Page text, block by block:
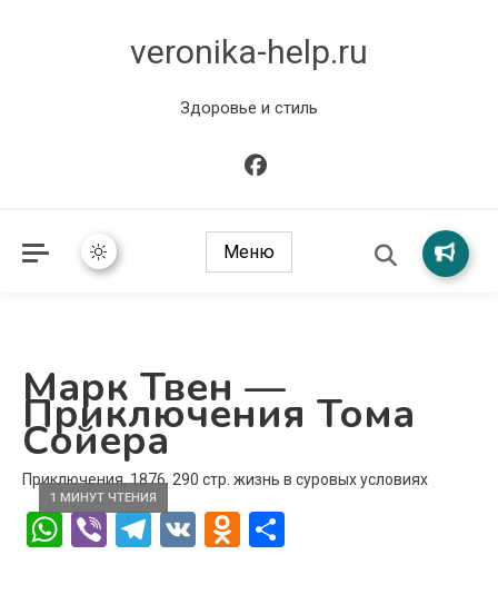
veronika-help.ru
Здоровье и стиль
Меню
Марк Твен —
Приключения Тома
Сойера
1 МИНУТ ЧТЕНИЯ
Приключения, 1876, 290 стр. жизнь в суровых условиях
WhatsApp
ViberTelegram
VK Odnoklassniki